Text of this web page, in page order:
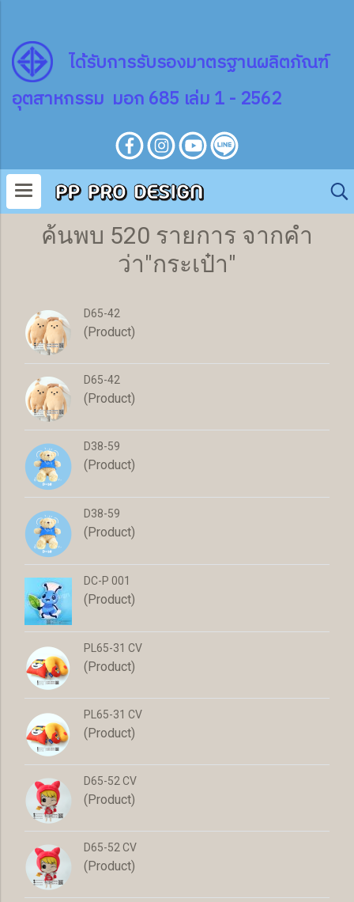
ได้รับการรับรองมาตรฐานผลิตภัณฑ์
อุตสาหกรรม มอก 685 เล่ม 1 - 2562
ค้นพบ 520 รายการ จากคำ
ว่า"กระเป๋า"
D65-42
(Product)
D65-42
(Product)
D38-59
(Product)
D38-59
(Product)
DC-P 001
(Product)
PL65-31 CV
(Product)
PL65-31 CV
(Product)
D65-52 CV
(Product)
D65-52 CV
(Product)